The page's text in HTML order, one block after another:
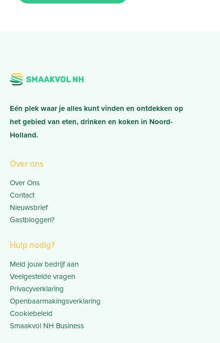
Eén plek waar je alles kunt vinden en ontdekken op
het gebied van eten, drinken en koken in Noord-
Holland.
Over ons
Over Ons
Contact
Nieuwsbrief
Gastbloggen?
Hulp nodig?
Meld jouw bedrijf aan
Veelgestelde vragen
Privacyverklaring
Openbaarmakingsverklaring
Cookiebeleid
Smaakvol NH Business